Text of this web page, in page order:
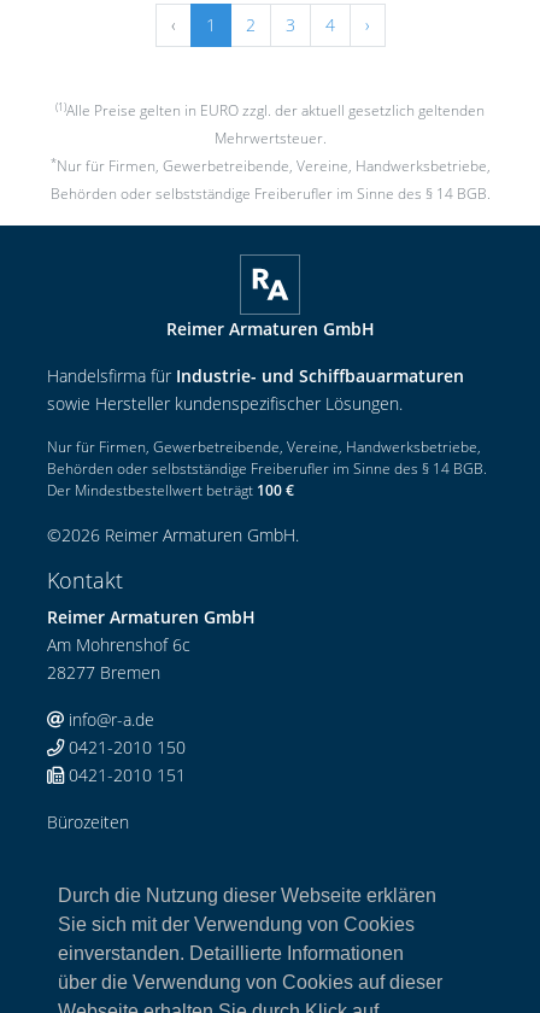
Durch die Nutzung dieser Webseite erklären
Sie sich mit der Verwendung von Cookies
einverstanden. Detaillierte Informationen
über die Verwendung von Cookies auf dieser
‹ 1 2 3 4 ›
(1)Alle Preise gelten in EURO zzgl. der aktuell gesetzlich geltenden
Mehrwertsteuer.
*Nur für Firmen, Gewerbetreibende, Vereine, Handwerksbetriebe,
Behörden oder selbstständige Freiberufler im Sinne des § 14 BGB.
Reimer Armaturen GmbH
Handelsfirma für Industrie- und Schiffbauarmaturen
sowie Hersteller kundenspezifischer Lösungen.
Nur für Firmen, Gewerbetreibende, Vereine, Handwerksbetriebe,
Behörden oder selbstständige Freiberufler im Sinne des § 14 BGB.
Der Mindestbestellwert beträgt 100 €
©2026 Reimer Armaturen GmbH.
Kontakt
Reimer Armaturen GmbH
Am Mohrenshof 6c
28277 Bremen
info@r-a.de
0421-2010 150
0421-2010 151
Bürozeiten
Links
Home
Armaturen